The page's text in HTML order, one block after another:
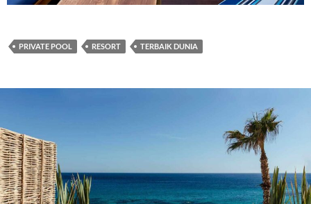
PRIVATE POOL RESORT TERBAIK DUNIA